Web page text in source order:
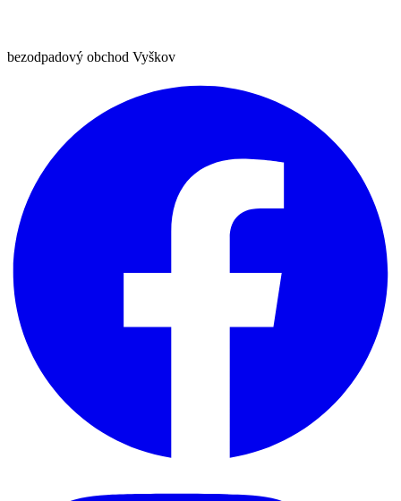
bezodpadový obchod Vyškov